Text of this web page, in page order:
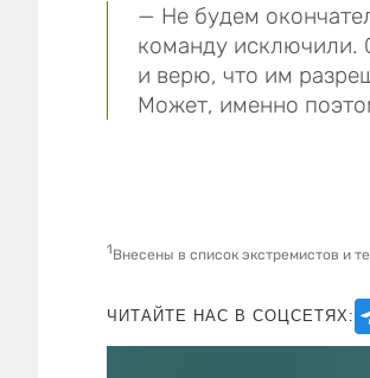
— Не будем
команду исключили.
и верю, что им
Может, именно
1Внесены в список экстремистов и
ЧИТАЙТЕ НАС В СОЦСЕТЯХ: